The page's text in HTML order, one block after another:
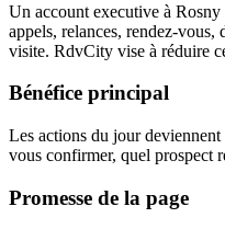
Un account executive à
appels, relances, rendez-vous,
visite. RdvCity vise à réduire
Bénéfice principal
Les actions du jour
vous confirmer, quel prospect
Promesse de la page